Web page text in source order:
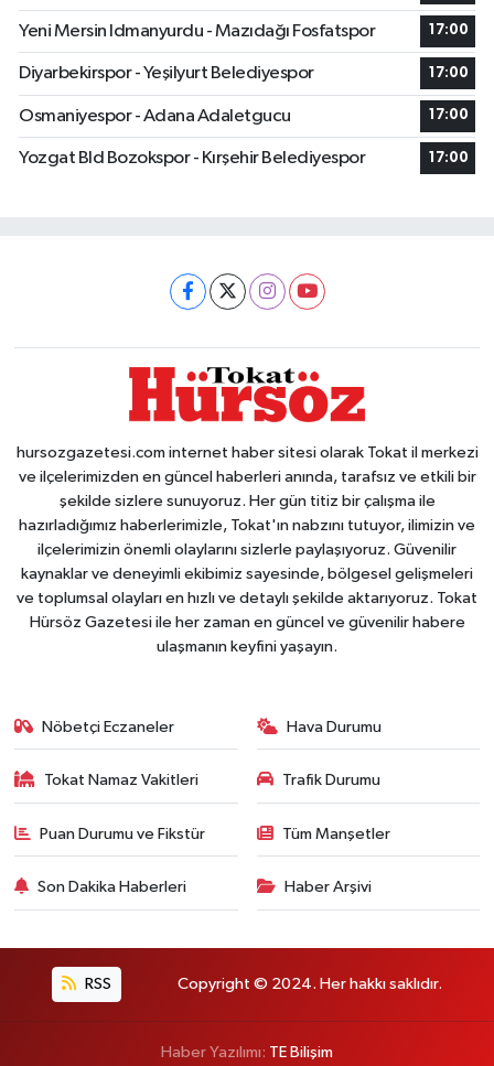
Yeni Mersin Idmanyurdu - Mazıdağı Fosfatspor 17:00
Diyarbekirspor - Yeşilyurt Belediyespor 17:00
Osmaniyespor - Adana Adaletgucu 17:00
Yozgat Bld Bozokspor - Kırşehir Belediyespor 17:00
hursozgazetesi.com internet haber sitesi olarak Tokat il merkezi
ve ilçelerimizden en güncel haberleri anında, tarafsız ve etkili bir
şekilde sizlere sunuyoruz. Her gün titiz bir çalışma ile
hazırladığımız haberlerimizle, Tokat'ın nabzını tutuyor, ilimizin ve
ilçelerimizin önemli olaylarını sizlerle paylaşıyoruz. Güvenilir
kaynaklar ve deneyimli ekibimiz sayesinde, bölgesel gelişmeleri
ve toplumsal olayları en hızlı ve detaylı şekilde aktarıyoruz. Tokat
Hürsöz Gazetesi ile her zaman en güncel ve güvenilir habere
ulaşmanın keyfini yaşayın.
Nöbetçi Eczaneler Hava Durumu
Tokat Namaz Vakitleri Trafik Durumu
Puan Durumu ve Fikstür Tüm Manşetler
Son Dakika Haberleri Haber Arşivi
RSS Copyright © 2024. Her hakkı saklıdır.
Haber Yazılımı: TE Bilişim